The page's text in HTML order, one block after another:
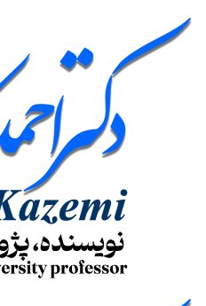
پرش
به
محتوا